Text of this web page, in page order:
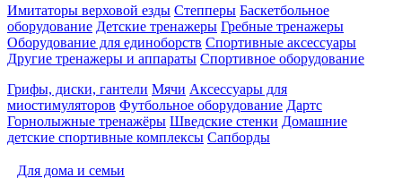
Имитаторы верховой езды Степперы Баскетбольное
оборудование Детские тренажеры Гребные тренажеры
Оборудование для единоборств Спортивные аксессуары
Другие тренажеры и аппараты Спортивное оборудование
Грифы, диски, гантели Мячи Аксессуары для
миостимуляторов Футбольное оборудование Дартс
Горнолыжные тренажёры Шведские стенки Домашние
детские спортивные комплексы Сапборды
Для дома и семьи